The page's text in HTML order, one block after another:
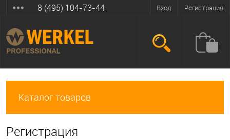
Вход Регистрация
8 (495) 104-73-44
Каталог товаров
Регистрация